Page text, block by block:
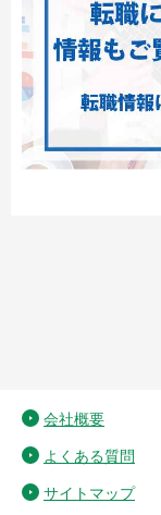
会社概要
よくある質問
サイトマップ